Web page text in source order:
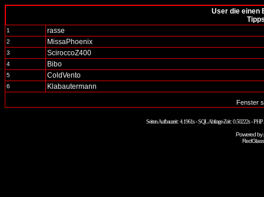
User die einen
1 rasse
2 MissaPhoenix
3 SciroccoZ400
4 Bibo
5 ColdVento
6 Klabautermann
Fenster
Seiten Aufbauzeit: 4.1961s - SQL Abfrage-Zeit: 0.50222s -
Powered by